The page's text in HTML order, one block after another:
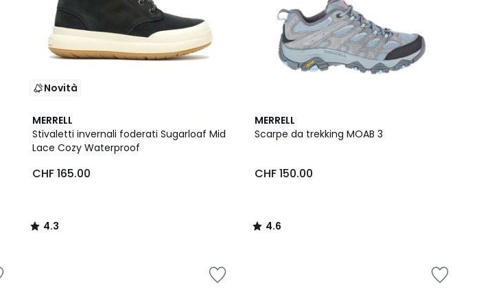
Novità
MERRELL
Stivaletti invernali foderati Sugarloaf Mid
Lace Cozy Waterproof
CHF 165.00
4.3
/ 5
4.3
/
MERRELL
Scarpe da trekking MOAB 3
CHF 150.00
4.6
/ 5
4.6
/